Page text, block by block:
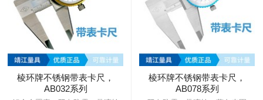
棱环牌不锈钢带表卡尺，
AB032系列
棱环牌不锈钢带表卡尺，
AB078系列